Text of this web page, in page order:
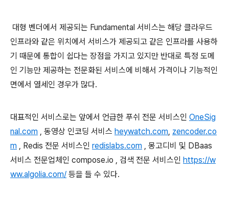
대형 벤더에서 제공되는 Fundamental 서비스는 해당 클라우드
인프라와 같은 위치에서 서비스가 제공되고 같은 인프라를 사용하
기 때문에 통합이 쉽다는 장점을 가지고 있지만 반대로 특정 도메
인 기능만 제공하는 전문화된 서비스에 비해서 가격이나 기능적인
면에서 열세인 경우가 많다.
대표적인 서비스로는 앞에서 언급한 푸쉬 전문 서비스인 OneSig
nal.com , 동영상 인코딩 서비스 heywatch.com, zencoder.co
m , Redis 전문 서비스인 redislabs.com , 몽고디비 및 DBaas
서비스 전문업체인 compose.io , 검색 전문 서비스인 https://w
ww.algolia.com/ 등을 들 수 있다.